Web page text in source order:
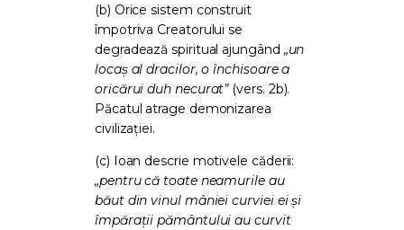
(b) Orice sistem construit
împotriva Creatorului se
degradează spiritual ajungând „un
locaș al dracilor, o închisoare a
oricărui duh necurat”(vers. 2b).
Păcatul atrage demonizarea
civilizației.
(c) Ioan descrie motivele căderii:
„pentru că toate neamurile au
băut din vinul mâniei curviei ei și
împărații pământului au curvit